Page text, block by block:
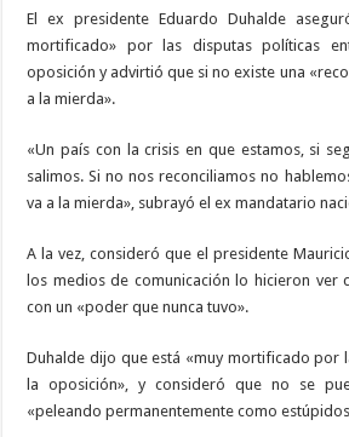
El ex presidente Eduardo Duhalde
mortificado» por las disputas políticas
oposición y advirtió que si no existe una
a la mierda».
«Un país con la crisis en que estamos, si
salimos. Si no nos reconciliamos no
va a la mierda», subrayó el ex mandatario
A la vez, consideró que el presidente
los medios de comunicación lo hicieron ver
con un «poder que nunca tuvo».
Duhalde dijo que está «muy mortificado por
la oposición», y consideró que no se
«peleando permanentemente como